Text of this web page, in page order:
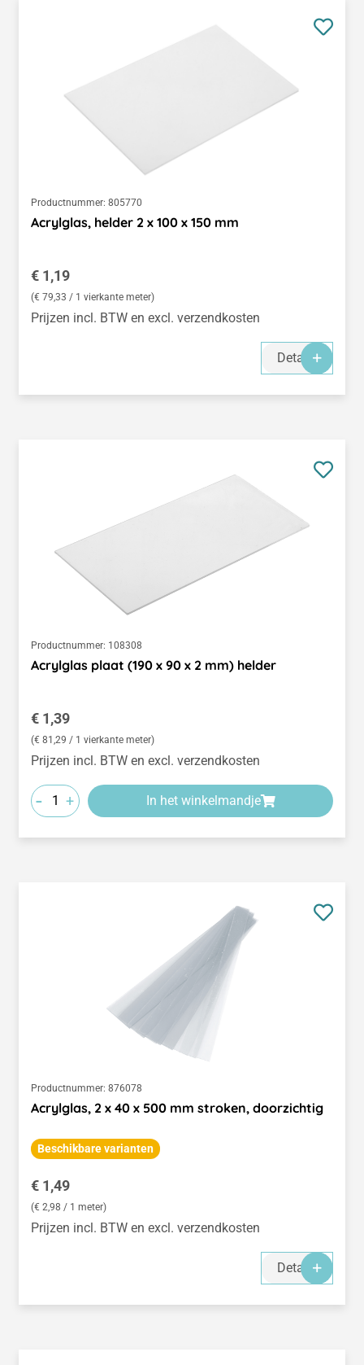
Productnummer: 805770
Acrylglas, helder 2 x 100 x 150 mm
Normale prijs:
€ 1,19
(€ 79,33 / 1 vierkante meter)
Prijzen incl. BTW en excl. verzendkosten
Details
Productnummer: 108308
Acrylglas plaat (190 x 90 x 2 mm) helder
Normale prijs:
€ 1,39
(€ 81,29 / 1 vierkante meter)
Prijzen incl. BTW en excl. verzendkosten
- + In het winkelmandje
Productnummer: 876078
Acrylglas, 2 x 40 x 500 mm stroken, doorzichtig
Beschikbare varianten
Normale prijs:
€ 1,49
(€ 2,98 / 1 meter)
Prijzen incl. BTW en excl. verzendkosten
Details